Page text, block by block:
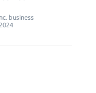
business